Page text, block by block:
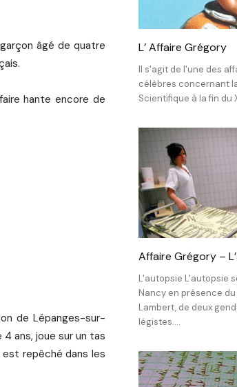
âgé de quatre
hante encore de
de Lépanges-sur-
ans, joue sur un tas
repêché dans les
L’ Affaire Grégory
Il s'agit de l'une des
célèbres concernant
Scientifique à la fin du
Affaire Grégory –
L'autopsie L'autopsie
Nancy en présence
Lambert, de deux
légistes....